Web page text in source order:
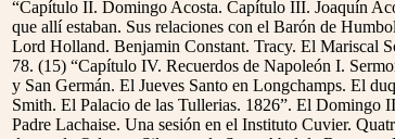
“Capítulo II. Domingo Acosta. Capítulo III. Joaquín
que allí estaban. Sus relaciones con el Barón de
Lord Holland. Benjamin Constant. Tracy. El Mariscal
78. (15) “Capítulo IV. Recuerdos de Napoleón I.
y San Germán. El Jueves Santo en Longchamps. El
Smith. El Palacio de las Tullerias. 1826”. El Domingo
Padre Lachaise. Una sesión en el Instituto Cuvier.